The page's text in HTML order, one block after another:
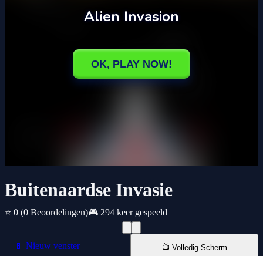
Buitenaardse Invasie
⭐ 0 (0 Beoordelingen)🎮 294 keer gespeeld
📱 Nieuw venster 📺 Volledig Scherm